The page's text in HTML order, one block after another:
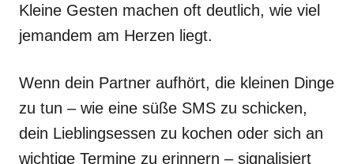
Kleine Gesten machen oft deutlich, wie viel
jemandem am Herzen liegt.
Wenn dein Partner aufhört, die kleinen Dinge
zu tun – wie eine süße SMS zu schicken,
dein Lieblingsessen zu kochen oder sich an
wichtige Termine zu erinnern – signalisiert